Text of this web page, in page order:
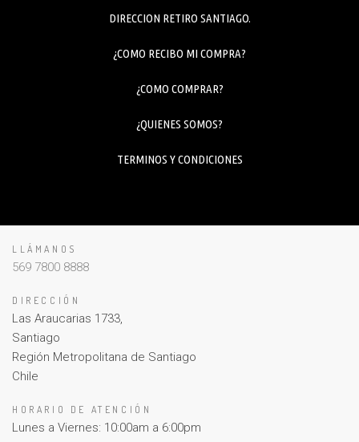
DIRECCION RETIRO SANTIAGO.
¿COMO RECIBO MI COMPRA?
¿COMO COMPRAR?
¿QUIENES SOMOS?
TERMINOS Y CONDICIONES
LLÁMANOS
569 7800 8888
DIRECCIÓN
Las Araucarias 1733,
Santiago
Región Metropolitana de Santiago
Chile
HORARIO DE ATENCIÓN
Lunes a Viernes: 10:00am a 6:00pm